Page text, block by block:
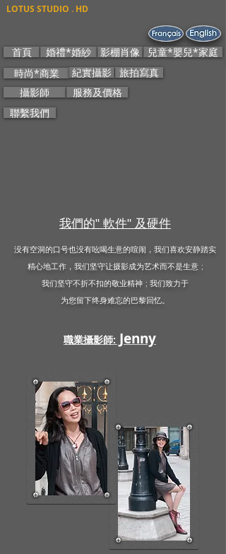
LOTUS STUDIO . HD
首頁 婚禮*婚紗 影棚肖像
兒童*嬰兒*家庭
時尚*商業
紀實攝影
旅拍寫真
攝影師
服務及價格
聯繫我們
我們的" 軟件" 及硬件
没有空洞的口号也没有吆喝生意的喧闹，我们喜欢安静踏实
精心地工作，我们坚守让摄影成为艺术而不是生意 ;
我们坚守不折不扣的敬业精神 ; 我们致力于
为您留下终身难忘的巴黎回忆。
職業攝影師: Jenny